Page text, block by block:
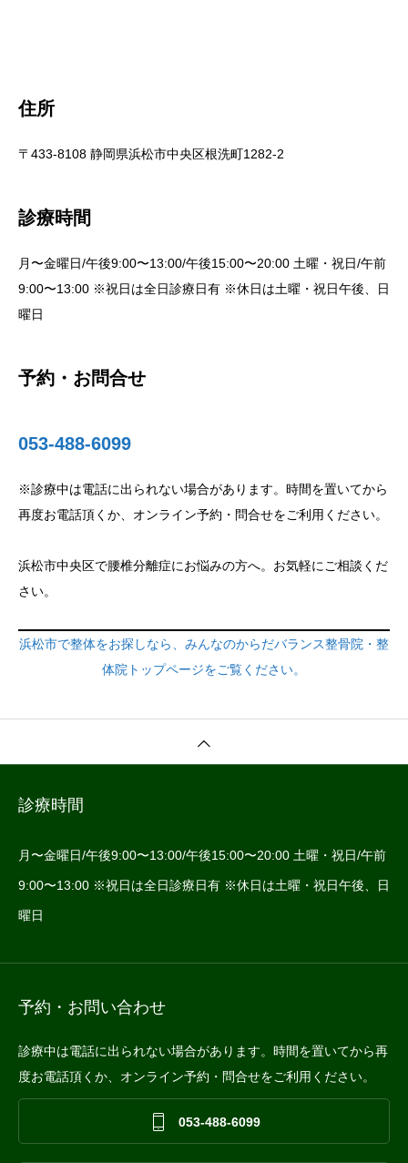
住所
〒433-8108 静岡県浜松市中央区根洗町1282-2
診療時間
月〜金曜日/午後9:00〜13:00/午後15:00〜20:00 土曜・祝日/午前
9:00〜13:00 ※祝日は全日診療日有 ※休日は土曜・祝日午後、日
曜日
予約・お問合せ
053-488-6099
※診療中は電話に出られない場合があります。時間を置いてから
再度お電話頂くか、オンライン予約・問合せをご利用ください。
浜松市中央区で腰椎分離症にお悩みの方へ。お気軽にご相談くだ
さい。
浜松市で整体をお探しなら、みんなのからだバランス整骨院・整
体院トップページをご覧ください。
診療時間
月〜金曜日/午後9:00〜13:00/午後15:00〜20:00 土曜・祝日/午前
9:00〜13:00 ※祝日は全日診療日有 ※休日は土曜・祝日午後、日
曜日
予約・お問い合わせ
診療中は電話に出られない場合があります。時間を置いてから再
度お電話頂くか、オンライン予約・問合せをご利用ください。
 053-488-6099